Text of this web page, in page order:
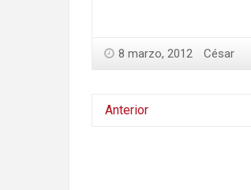
8 marzo, 2012 César
Anterior